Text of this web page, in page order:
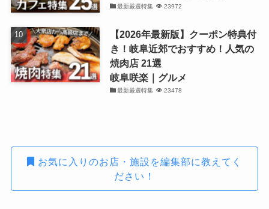
最新厳選特集 23972
【2026年最新版】クーポン特典付
き！岐阜近郊でおすすめ！人気の
焼肉店 21選
岐阜咲楽｜グルメ
最新厳選特集 23478
お気に入りのお店・施設を編集部に教えてく
ださい！